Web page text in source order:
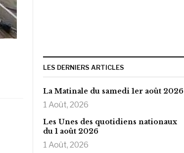
LES DERNIERS ARTICLES
La Matinale du samedi 1er août 2026
1 Août, 2026
Les Unes des quotidiens nationaux
du 1 août 2026
1 Août, 2026